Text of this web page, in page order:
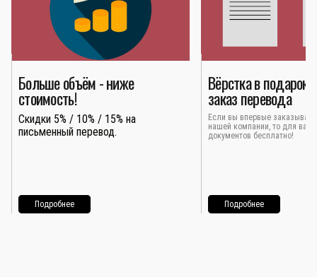
Больше объём - ниже
стоимость!
Скидки 5% / 10% / 15% на
письменный перевод.
Подробнее
Вёрстка в подарок
заказ перевода
Если вы впервые
нашей компании, то для вас
документов бесплатно!
Подробнее